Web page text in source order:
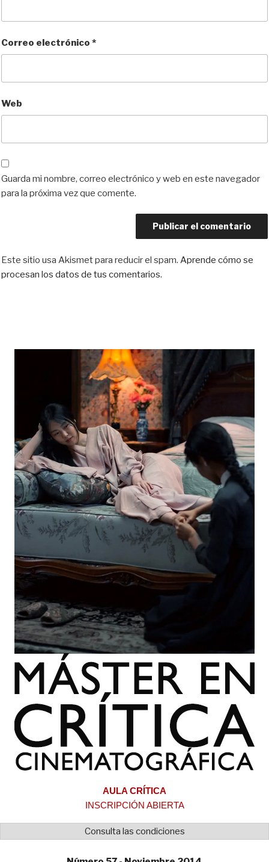
Correo electrónico *
Web
Guarda mi nombre, correo electrónico y web en este navegador
para la próxima vez que comente.
Este sitio usa Akismet para reducir el spam. Aprende cómo se
procesan los datos de tus comentarios.
AULA CRÍTICA
INSCRIPCIÓN ABIERTA
Consulta las condiciones